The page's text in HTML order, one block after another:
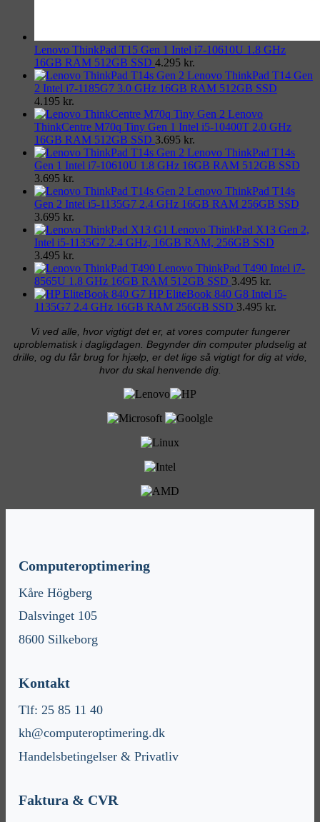
Lenovo ThinkPad T15 Gen 1 Intel i7-10610U 1.8 GHz
16GB RAM 512GB SSD 4.295 kr.
Lenovo ThinkPad T14 Gen
2 Intel i7-1185G7 3.0 GHz 16GB RAM 512GB SSD
4.195 kr.
Lenovo
ThinkCentre M70q Tiny Gen 1 Intel i5-10400T 2.0 GHz
16GB RAM 512GB SSD 3.695 kr.
Lenovo ThinkPad T14s
Gen 1 Intel i7-10610U 1.8 GHz 16GB RAM 512GB SSD
3.695 kr.
Lenovo ThinkPad T14s
Gen 2 Intel i5-1135G7 2.4 GHz 16GB RAM 256GB SSD
3.695 kr.
Lenovo ThinkPad X13 Gen 2,
Intel i5-1135G7 2.4 GHz, 16GB RAM, 256GB SSD
3.495 kr.
Lenovo ThinkPad T490 Intel i7-
8565U 1.8 GHz 16GB RAM 512GB SSD 3.495 kr.
HP EliteBook 840 G8 Intel i5-
1135G7 2.4 GHz 16GB RAM 256GB SSD 3.495 kr.
Vi ved alle, hvor vigtigt det er, at vores computer fungerer
uproblematisk i dagligdagen. Begynder din computer pludselig at
drille, og du får brug for hjælp, er det lige så vigtigt for dig at vide,
hvor du skal henvende dig.
Computeroptimering
Kåre Högberg
Dalsvinget 105
8600 Silkeborg
Kontakt
Tlf: 25 85 11 40
kh@computeroptimering.dk
Handelsbetingelser & Privatliv
Faktura & CVR